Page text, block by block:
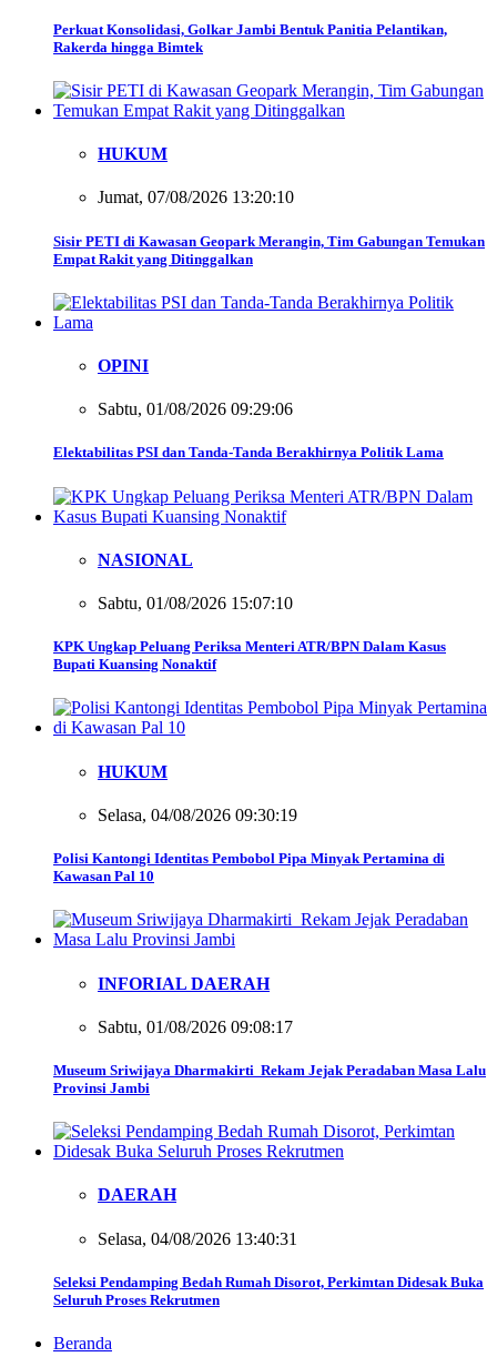
Perkuat Konsolidasi, Golkar Jambi Bentuk Panitia Pelantikan,
Rakerda hingga Bimtek
HUKUM
Jumat, 07/08/2026 13:20:10
Sisir PETI di Kawasan Geopark Merangin, Tim Gabungan Temukan
Empat Rakit yang Ditinggalkan
OPINI
Sabtu, 01/08/2026 09:29:06
Elektabilitas PSI dan Tanda-Tanda Berakhirnya Politik Lama
NASIONAL
Sabtu, 01/08/2026 15:07:10
KPK Ungkap Peluang Periksa Menteri ATR/BPN Dalam Kasus
Bupati Kuansing Nonaktif
HUKUM
Selasa, 04/08/2026 09:30:19
Polisi Kantongi Identitas Pembobol Pipa Minyak Pertamina di
Kawasan Pal 10
INFORIAL DAERAH
Sabtu, 01/08/2026 09:08:17
Museum Sriwijaya Dharmakirti Rekam Jejak Peradaban Masa Lalu
Provinsi Jambi
DAERAH
Selasa, 04/08/2026 13:40:31
Seleksi Pendamping Bedah Rumah Disorot, Perkimtan Didesak Buka
Seluruh Proses Rekrutmen
Beranda